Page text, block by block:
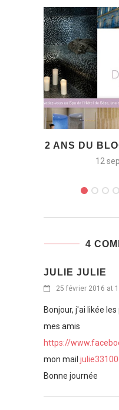
2 ANS DU
12
4
JULIE JULIE
25 février 2016 at
Bonjour, j'ai likée
mes amis
https://
mon mail
Bonne journée